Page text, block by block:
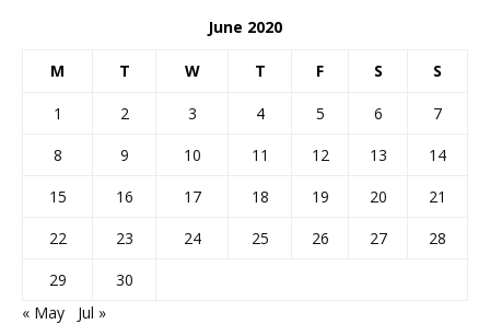
June 2020
M T W T F S S
1 2 3 4 5 6
7
8
9 10 11 12 13
14
15
16 17 18 19 20
21
22
23 24 25 26 27
28
29
30
« May
Jul »